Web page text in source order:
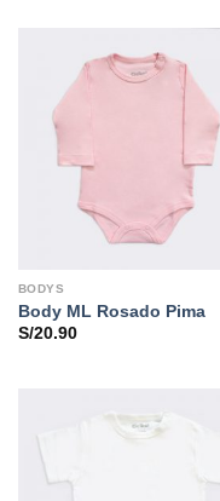
BODYS
Body ML Rosado Pima
S/20.90